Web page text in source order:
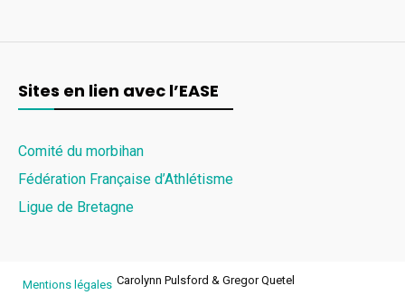
Sites en lien avec l’EASE
Comité du morbihan
Fédération Française d’Athlétisme
Ligue de Bretagne
Mentions légales Carolynn Pulsford & Gregor Quetel